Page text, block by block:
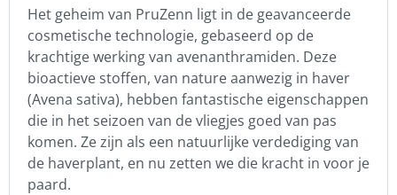
Het geheim van PruZenn ligt in de geavanceerde
cosmetische technologie, gebaseerd op de
krachtige werking van avenanthramiden. Deze
bioactieve stoffen, van nature aanwezig in haver
(Avena sativa), hebben fantastische eigenschappen
die in het seizoen van de vliegjes goed van pas
komen. Ze zijn als een natuurlijke verdediging van
de haverplant, en nu zetten we die kracht in voor je
paard.